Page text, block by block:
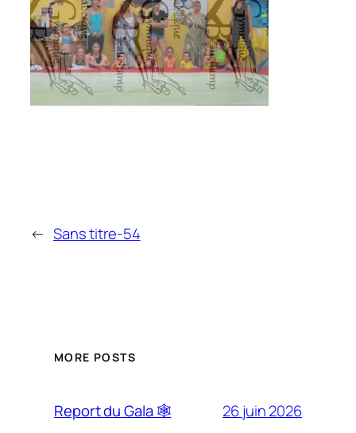
← Sans titre-54
MORE POSTS
Report du Gala 🕸 26 juin 2026